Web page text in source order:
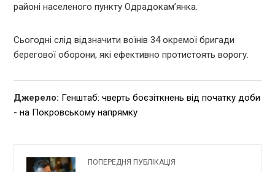
районі населеного пункту Одрадокам’янка.
Сьогодні слід відзначити воїнів 34 окремої бригади
берегової оборони, які ефективно протистоять ворогу.
Джерело: Генштаб: чверть боєзіткнень від початку доби
- на Покровському напрямку
ПОПЕРЕДНЯ ПУБЛІКАЦІЯ